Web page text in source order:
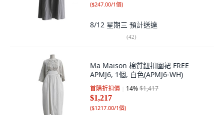
($247.00/1個)
8/12 星期三 預計送達
(42)
Ma Maison 棉質鈕扣圍裙 FREE
APMJ6, 1個, 白色(APMJ6-WH)
首購折扣價 14%$1,417
$1,217
($1217.00/1個)